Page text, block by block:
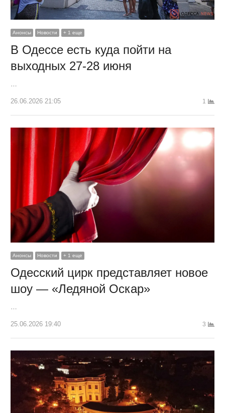
Анонсы Новости + 1 еще
В Одессе есть куда пойти на
выходных 27-28 июня
…
26.06.2026 21:05 1
Анонсы Новости + 1 еще
Одесский цирк представляет новое
шоу — «Ледяной Оскар»
…
25.06.2026 19:40 3